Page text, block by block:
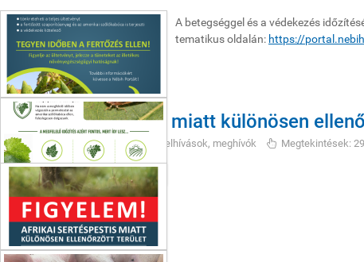
A betegséggel és a védekezés
tematikus oldalán: https://
Afrikai sertéspestis miatt különösen
2026-07-20 Tájékoztatók, felhívások, meghívók Megtekintések: 29